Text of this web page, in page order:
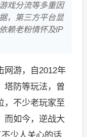
戏分流等多重因
，第三方平台显
赖老粉情怀及IP
网游，自2012年
塔防等玩法，曾
，不少老玩家至
而如今，逆战大
少人关心的话